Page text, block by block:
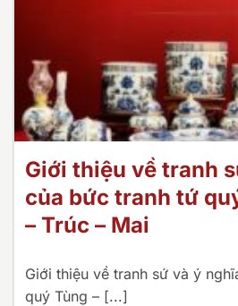
Giới thiệu về tranh
của bức tranh tứ
– Trúc – Mai
Giới thiệu về tranh sứ và ý
quý Tùng – [...]